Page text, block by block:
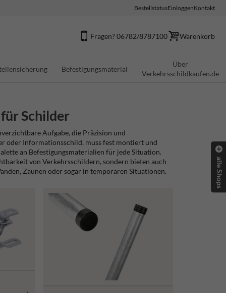
BestellstatusEinloggenKontakt
Fragen? 06782/8787100 Warenkorb
Befestigungsmaterial
Über
Verkehrsschildkaufen.de
Schilder
Aufgabe, die Präzision und
oder Informationsschild, muss fest montiert und
an Befestigungsmaterialien für jede Situation.
von Verkehrsschildern, sondern bieten auch
Zäunen oder sogar in temporären Situationen.
alle Shops